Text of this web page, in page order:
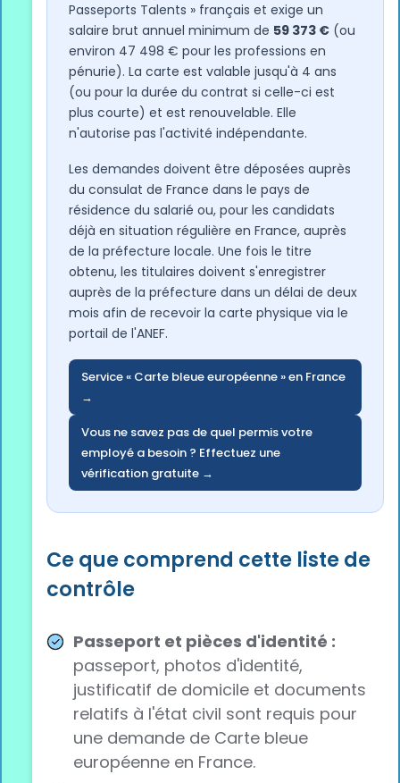
Passeports Talents » français et exige un
salaire brut annuel minimum de 59 373 € (ou
environ 47 498 € pour les professions en
pénurie). La carte est valable jusqu'à 4 ans
(ou pour la durée du contrat si celle-ci est
plus courte) et est renouvelable. Elle
n'autorise pas l'activité indépendante.
Les demandes doivent être déposées auprès
du consulat de France dans le pays de
résidence du salarié ou, pour les candidats
déjà en situation régulière en France, auprès
de la préfecture locale. Une fois le titre
obtenu, les titulaires doivent s'enregistrer
auprès de la préfecture dans un délai de deux
mois afin de recevoir la carte physique via le
portail de l'ANEF.
Service « Carte bleue européenne » en France
→
Vous ne savez pas de quel permis votre
employé a besoin ? Effectuez une
vérification gratuite →
Ce que comprend cette liste de
contrôle
Passeport et pièces d'identité :
passeport, photos d'identité,
justificatif de domicile et documents
relatifs à l'état civil sont requis pour
une demande de Carte bleue
européenne en France.